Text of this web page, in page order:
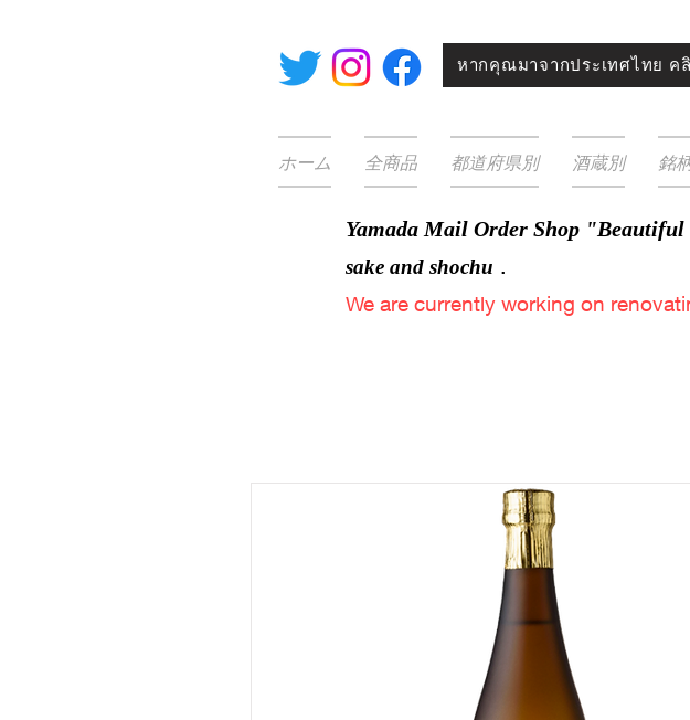
หากคุณมาจากประเทศไทย ค
ホーム 全商品 都道府県別 酒蔵別 銘
Yamada Mail Order Shop "Beautiful
sake and shochu .
We are currently working on